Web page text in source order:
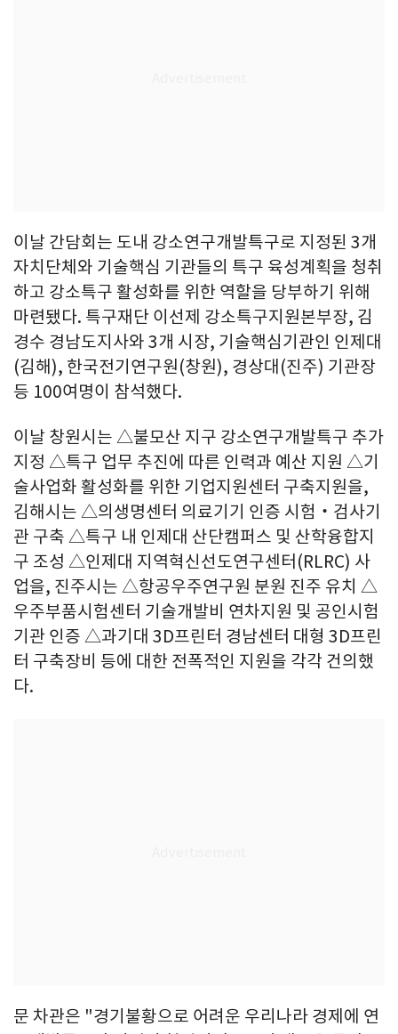
이날 간담회는 도내 강소연구개발특구로 지정된 3개
자치단체와 기술핵심 기관들의 특구 육성계획을 청취
하고 강소특구 활성화를 위한 역할을 당부하기 위해
마련됐다. 특구재단 이선제 강소특구지원본부장, 김
경수 경남도지사와 3개 시장, 기술핵심기관인 인제대
(김해), 한국전기연구원(창원), 경상대(진주) 기관장
등 100여명이 참석했다.
이날 창원시는 △불모산 지구 강소연구개발특구 추가
지정 △특구 업무 추진에 따른 인력과 예산 지원 △기
술사업화 활성화를 위한 기업지원센터 구축지원을,
김해시는 △의생명센터 의료기기 인증 시험‧검사기
관 구축 △특구 내 인제대 산단캠퍼스 및 산학융합지
구 조성 △인제대 지역혁신선도연구센터(RLRC) 사
업을, 진주시는 △항공우주연구원 분원 진주 유치 △
우주부품시험센터 기술개발비 연차지원 및 공인시험
기관 인증 △과기대 3D프린터 경남센터 대형 3D프린
터 구축장비 등에 대한 전폭적인 지원을 각각 건의했
다.
문 차관은 "경기불황으로 어려운 우리나라 경제에 연